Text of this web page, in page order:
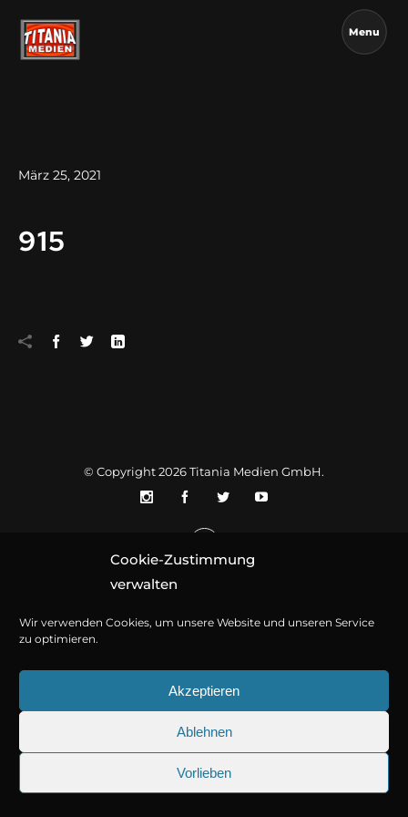
Cookie-Zustimmung
verwalten
Wir verwenden Cookies, um unsere Website und unseren Service
zu optimieren.
Akzeptieren
Ablehnen
Vorlieben
Menu
März 25, 2021
915
© Copyright 2026Titania Medien GmbH.